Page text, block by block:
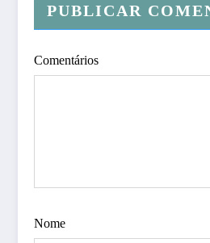
PUBLICAR
Comentários
Nome